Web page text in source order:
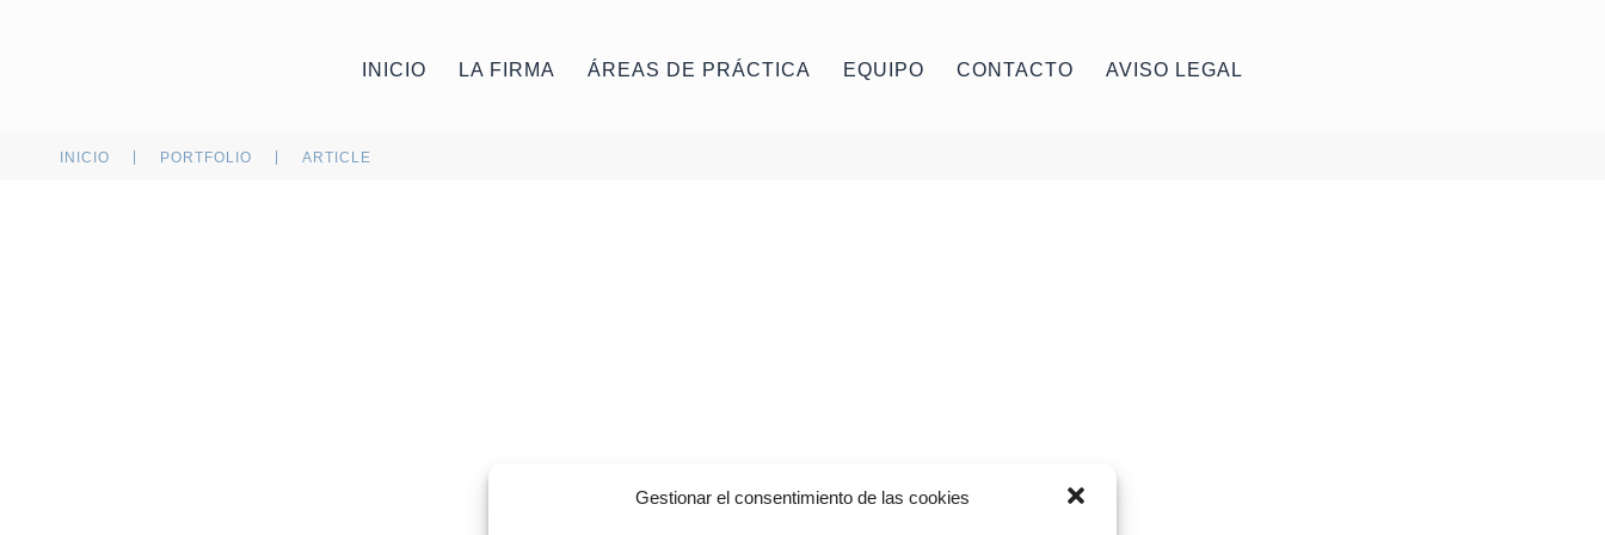
Gestionar el consentimiento de las cookies
INICIO LA FIRMA ÁREAS DE PRÁCTICA EQUIPO CONTACTO AVISO LEGAL
INICIO PORTFOLIO ARTICLE